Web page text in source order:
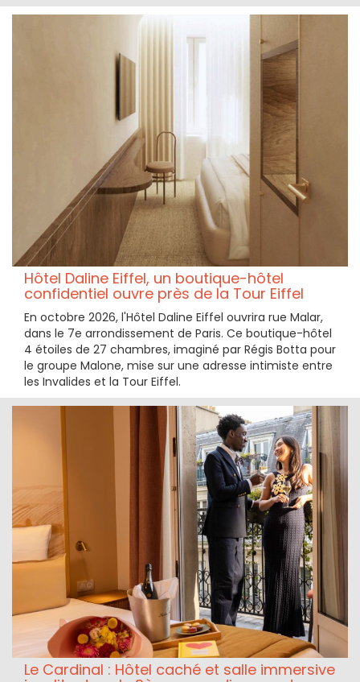
Hôtel Daline Eiffel, un boutique-hôtel
confidentiel ouvre près de la Tour Eiffel
En octobre 2026, l'Hôtel Daline Eiffel ouvrira rue Malar,
dans le 7e arrondissement de Paris. Ce boutique-hôtel
4 étoiles de 27 chambres, imaginé par Régis Botta pour
le groupe Malone, mise sur une adresse intimiste entre
les Invalides et la Tour Eiffel.
Le Cardinal : Hôtel caché et salle immersive